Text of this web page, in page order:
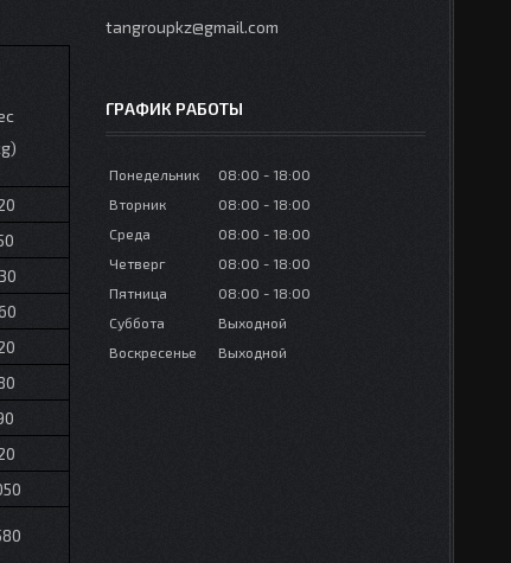
tangroupkz@gmail.com
ГРАФИК РАБОТЫ
Понедельник 08:00
18:00
Вторник
08:00
18:00
Среда
08:00
18:00
Четверг
08:00
18:00
Пятница
08:00
18:00
Суббота
Выходной
Воскресенье
Выходной